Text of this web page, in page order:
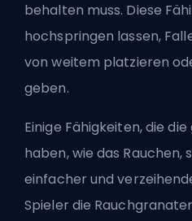
behalten muss. Diese
hochspringen lassen,
von weitem platzieren
geben.
Einige Fähigkeiten, die
haben, wie das Rauchen,
einfacher und
Spieler die